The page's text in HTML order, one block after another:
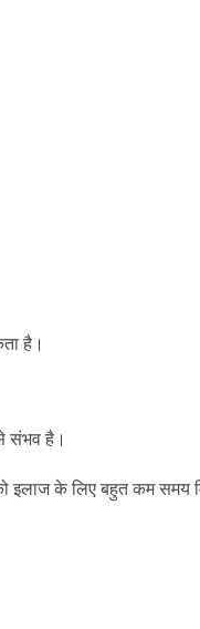
है।
संभव है।
इलाज के लिए बहुत कम समय